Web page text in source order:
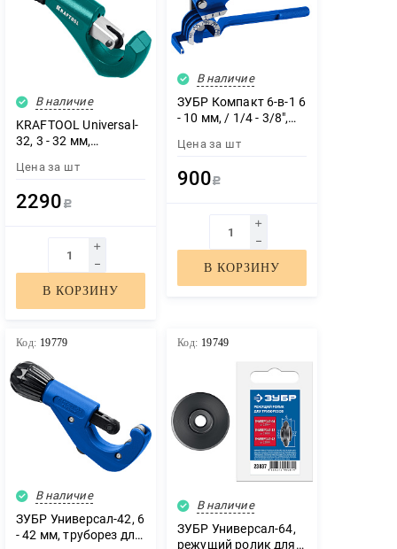
В наличие
KRAFTOOL Universal-
32, 3 - 32 мм,
алюминия (23383)
Цена за шт
2290 Р
В КОРЗИНУ
В наличие
ЗУБР Компакт 6-в-1 6
- 10 мм, / 1/4 - 3/8″,
трубогиб (23525)
Цена за шт
900 Р
В КОРЗИНУ
Код: 19779
В наличие
ЗУБР Универсал-42, 6
- 42 мм, труборез для
Код: 19749
В наличие
ЗУБР Универсал-64,
режущий ролик для